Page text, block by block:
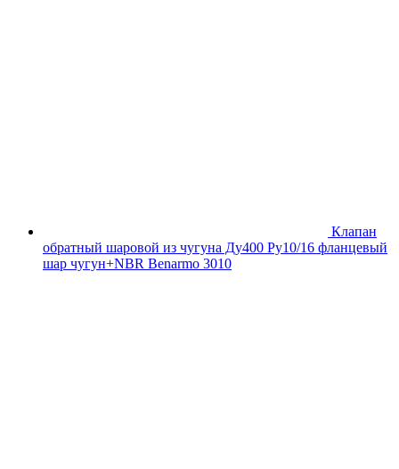
Клапан
обратный шаровой из чугуна Ду400 Ру10/16 фланцевый
шар чугун+NBR Benarmo 3010